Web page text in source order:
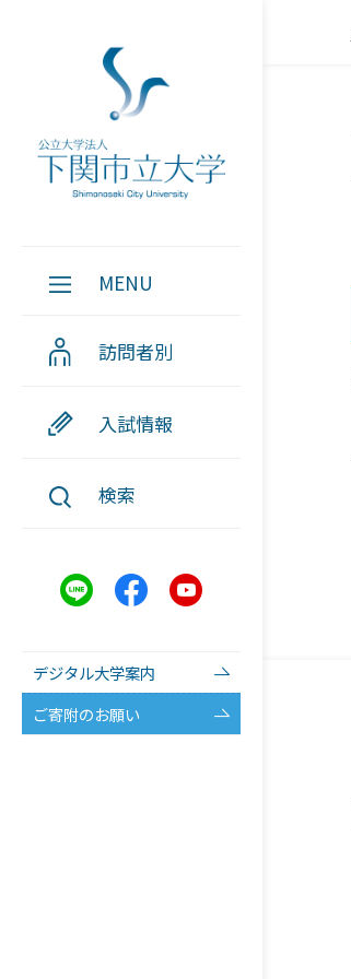
MENU
訪問者別
入試情報
検索
デジタル大学案内
ご寄附のお願い